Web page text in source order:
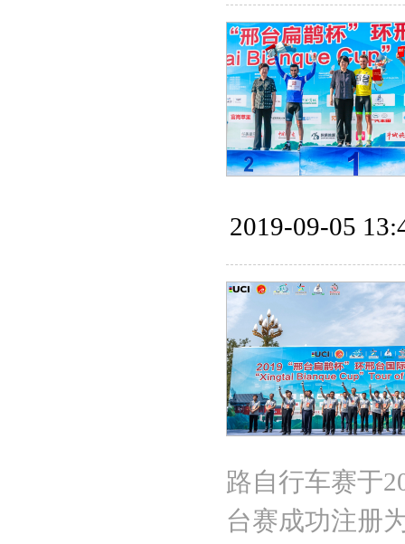
2019-09-05
路自行车赛于
台赛成功注册